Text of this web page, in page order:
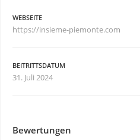
WEBSEITE
https://insieme-piemonte.com
BEITRITTSDATUM
31. Juli 2024
Bewertungen